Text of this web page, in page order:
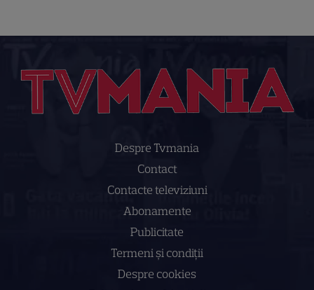
Despre Tvmania
Contact
Contacte televiziuni
Abonamente
Publicitate
Termeni și condiții
Despre cookies